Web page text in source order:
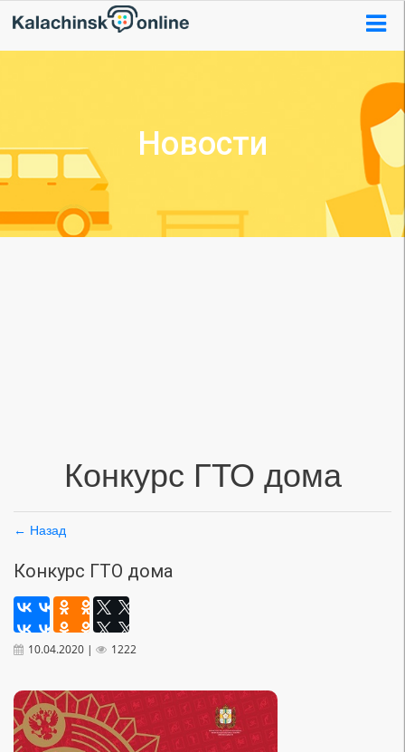
Новости
Конкурс ГТО дома
← Назад
Конкурс ГТО дома
10.04.2020 | 1222